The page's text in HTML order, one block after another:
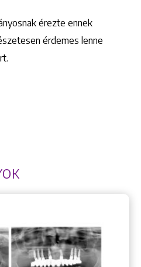
érezte ennek
érdemes lenne